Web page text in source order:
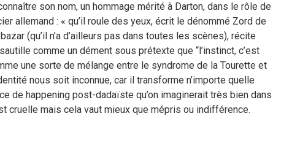
son nom, un hommage mérité à Darton, dans le rôle de
allemand : « qu’il roule des yeux, écrit le dénommé Zord de
(qu’il n’a d’ailleurs pas dans toutes les scènes), récite
comme un dément sous prétexte que “l’instinct, c’est
une sorte de mélange entre le syndrome de la Tourette et
nous soit inconnue, car il transforme n’importe quelle
de happening post-dadaïste qu’on imaginerait très bien dans
cruelle mais cela vaut mieux que mépris ou indifférence.